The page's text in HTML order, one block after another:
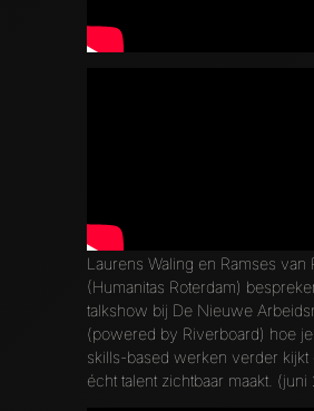
Laurens Waling en Ramses van
(Humanitas Roterdam)
talkshow bij De Nieuwe
(powered by Riverboard) hoe
skills-based werken verder kijkt
écht talent zichtbaar maakt. (juni